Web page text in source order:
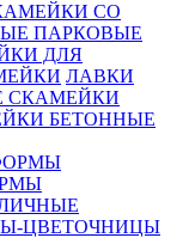
СО
ПАРКОВЫЕ
ДЛЯ
ЛАВКИ
СКАМЕЙКИ
БЕТОННЫЕ
ЦВЕТОЧНИЦЫ